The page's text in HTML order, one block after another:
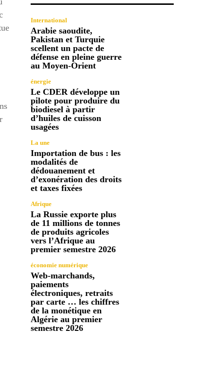
International
Arabie saoudite,
Pakistan et Turquie
scellent un pacte de
défense en pleine guerre
au Moyen-Orient
énergie
Le CDER développe un
pilote pour produire du
biodiesel à partir
d’huiles de cuisson
usagées
La une
Importation de bus : les
modalités de
dédouanement et
d’exonération des droits
et taxes fixées
Afrique
La Russie exporte plus
de 11 millions de tonnes
de produits agricoles
vers l’Afrique au
premier semestre 2026
économie numérique
Web-marchands,
paiements
électroniques, retraits
par carte … les chiffres
de la monétique en
Algérie au premier
semestre 2026